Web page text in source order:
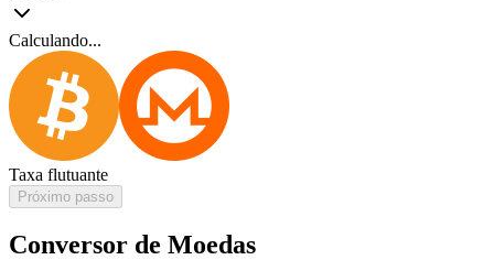
Calculando...
Taxa flutuante
Próximo passo
Conversor de Moedas